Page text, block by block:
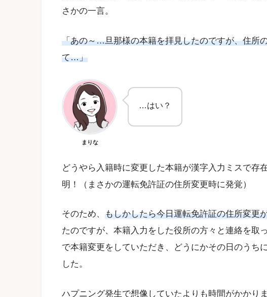
さかの一言。
「あの～…旦那様の本籍を拝見したのですが、住所
て…」
まりな
…はい？
どうやら入籍時に変更した本籍が漢字入力ミスで存
明！（まさかの運転免許証の住所変更時に発覚）
そのため、 もしかしたら今日運転免許証の住所変更
たのですが、本籍入力をした役所の方々と連絡を取
で本籍変更をしていただき、どうにかその日のうち
した。
ハプニング発生で想像していたよりも時間がかかり